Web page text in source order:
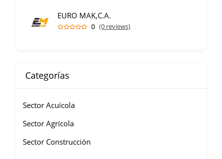
EURO MAK,C.A.
0 (0 reviews)
Categorías
Sector Acuícola
Sector Agrícola
Sector Construcción